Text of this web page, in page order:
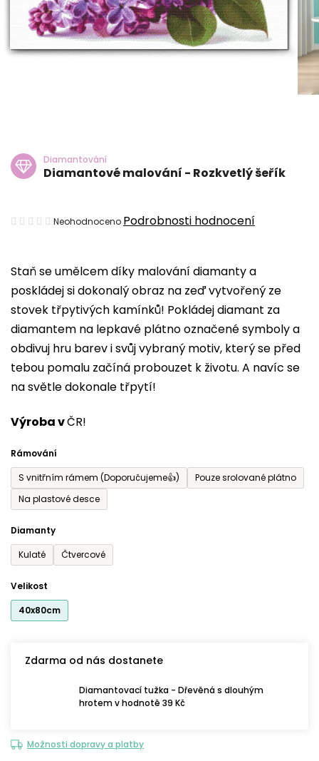
Staň se umělcem díky malování diamanty a
poskládej si dokonalý obraz na zeď vytvořený ze
stovek třpytivých kamínků! Pokládej diamant za
diamantem na lepkavé plátno označené symboly a
obdivuj hru barev i svůj vybraný motiv, který se před
tebou pomalu začíná probouzet k životu. A navíc se
na světle dokonale třpytí!
Výroba vČR!
Rámování
S vnitřním rámem (Doporučujeme👍)
Pouze srolované plátno
Na plastové desce
Diamanty
Kulaté
Čtvercové
Velikost
40x80cm
Zdarma od nás dostanete
Diamantovací tužka - Dřevěná s dlouhým
hrotem v hodnotě 39 Kč
Možnosti dopravy a platby
Diamantování
Diamantové malování - Rozkvetlý šeřík
Průměrné
je
0,0
z
5
hvězdiček.
Neohodnoceno Podrobnosti hodnocení